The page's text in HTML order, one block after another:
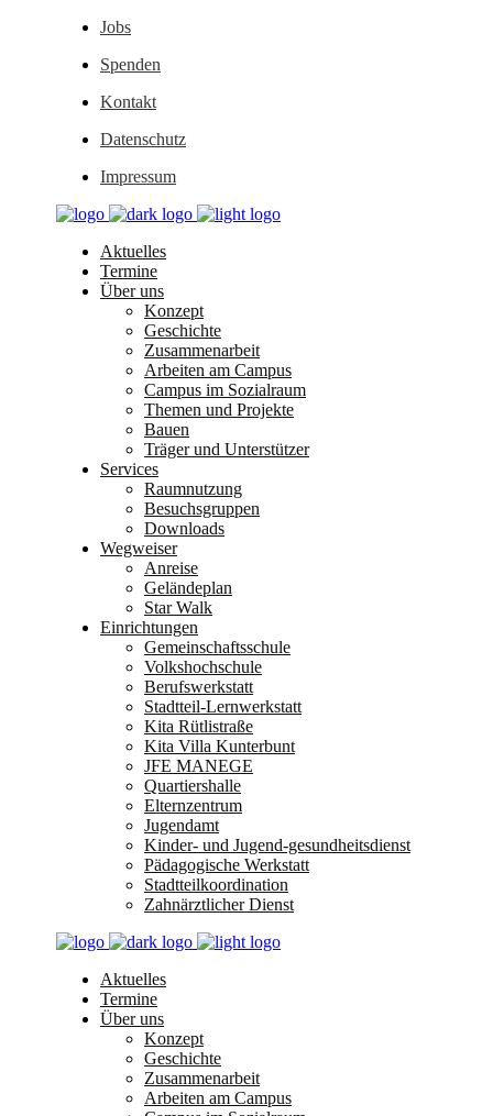
Jobs
Spenden
Kontakt
Datenschutz
Impressum
Aktuelles
Termine
Über uns
Konzept
Geschichte
Zusammenarbeit
Arbeiten am Campus
Campus im Sozialraum
Themen und Projekte
Bauen
Träger und Unterstützer
Services
Raumnutzung
Besuchsgruppen
Downloads
Wegweiser
Anreise
Geländeplan
Star Walk
Einrichtungen
Gemeinschaftsschule
Volkshochschule
Berufswerkstatt
Stadtteil-Lernwerkstatt
Kita Rütlistraße
Kita Villa Kunterbunt
JFE MANEGE
Quartiershalle
Elternzentrum
Jugendamt
Kinder- und Jugend-gesundheitsdienst
Pädagogische Werkstatt
Stadtteilkoordination
Zahnärztlicher Dienst
Aktuelles
Termine
Über uns
Konzept
Geschichte
Zusammenarbeit
Arbeiten am Campus